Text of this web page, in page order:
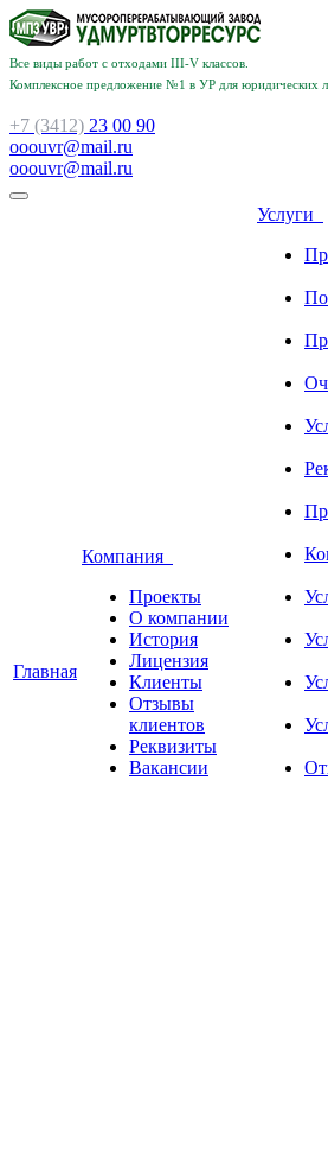
Все виды работ с отходами III-V классов.
Комплексное предложение №1 в УР для юридических
+7 (3412) 23 00 90
ooouvr@mail.ru
ooouvr@mail.ru
Главная
Компания
Проекты
О компании
История
Лицензия
Клиенты
Отзывы
клиентов
Реквизиты
Вакансии
Услуги